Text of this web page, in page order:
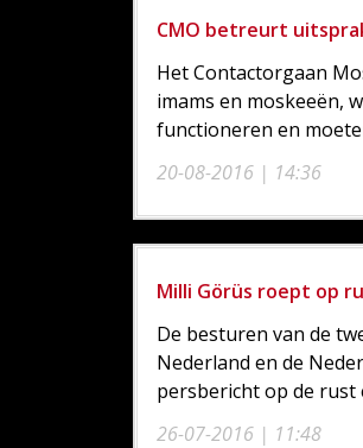
CMO betreurt
20-08-2016 | 14:36
Het Contactorgaan
imams en moskeeën,
functioneren en
Milli Görüs roept op
26-07-2016 | 11:48
De besturen van de
Nederland en de
persbericht op de rust